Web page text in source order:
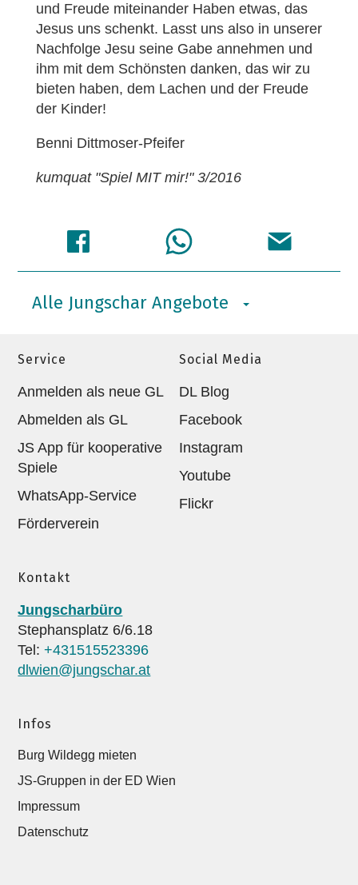
und Freude miteinander Haben etwas, das
Jesus uns schenkt. Lasst uns also in unserer
Nachfolge Jesu seine Gabe annehmen und
ihm mit dem Schönsten danken, das wir zu
bieten haben, dem Lachen und der Freude
der Kinder!
Benni Dittmoser-Pfeifer
kumquat "Spiel MIT mir!" 3/2016
Alle Jungschar Angebote
Service
Anmelden als neue GL
Abmelden als GL
JS App für kooperative
Spiele
WhatsApp-Service
Förderverein
Social Media
DL Blog
Facebook
Instagram
Youtube
Flickr
Kontakt
Jungscharbüro
Stephansplatz 6/6.18
Tel:+431515523396
dlwien@jungschar.at
Infos
Burg Wildegg mieten
JS-Gruppen in der ED Wien
Impressum
Datenschutz